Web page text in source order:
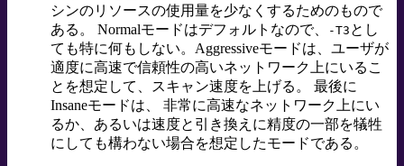
シンのリソースの使用量を少なくするためのもので
ある。 Normalモードはデフォルトなので、
-T3 とし
ても特に何もしない。Aggressiveモードは、ユーザが
適度に高速で信頼性の高いネットワーク上にいるこ
とを想定して、スキャン速度を上げる。 最後に
Insaneモードは、 非常に高速なネットワーク上にい
るか、あるいは速度と引き換えに精度の一部を犠牲
にしても構わない場合を想定したモードである。